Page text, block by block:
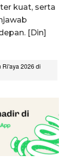
kuat, serta
[Din]
Ri'aya 2026 di